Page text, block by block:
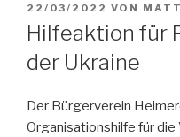
VERÖFFENTLICHT
AM
22/03/2022 VON MATT
Hilfeaktion für
der Ukraine
Der Bürgerverein
Organisationshilfe für die